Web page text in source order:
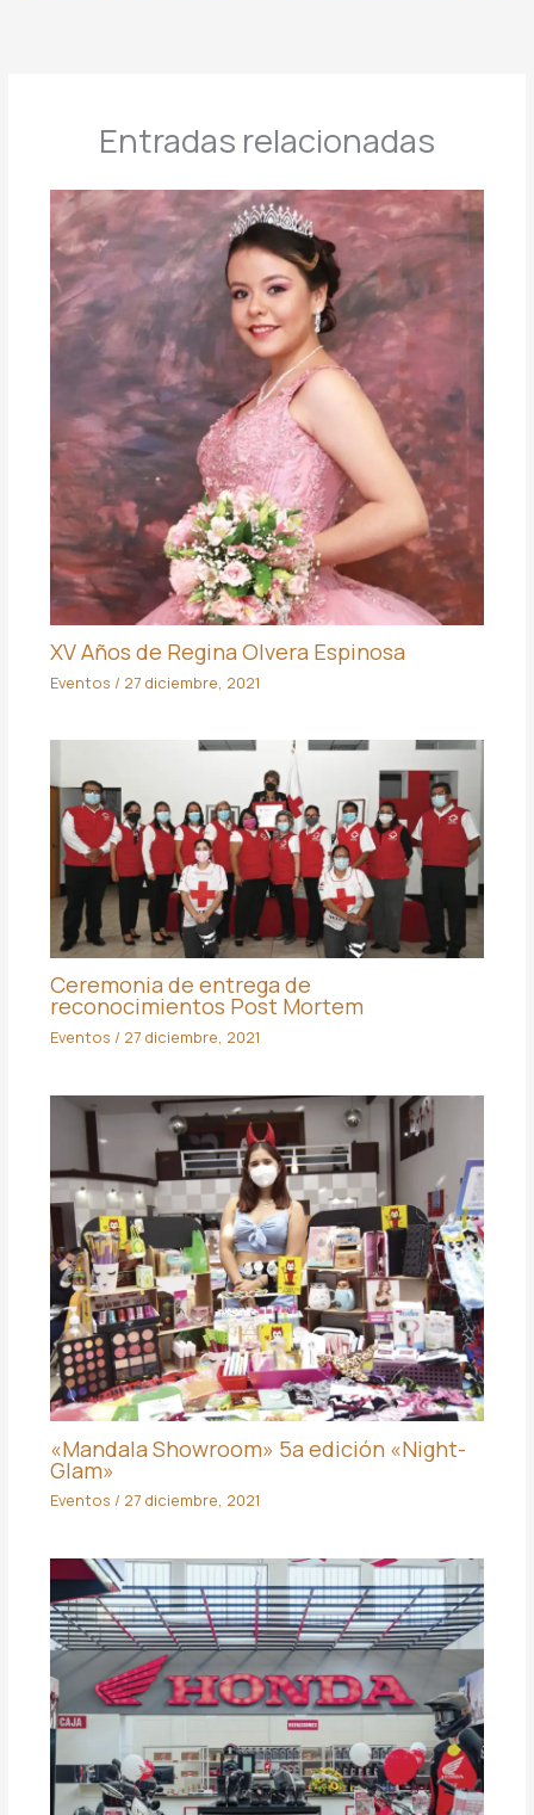
Entradas relacionadas
XV Años de Regina Olvera Espinosa
Eventos / 27 diciembre, 2021
Ceremonia de entrega de
reconocimientos Post Mortem
Eventos / 27 diciembre, 2021
«Mandala Showroom» 5a edición «Night-
Glam»
Eventos / 27 diciembre, 2021